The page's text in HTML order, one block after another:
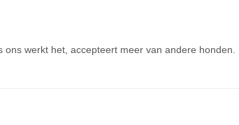
werkt het, accepteert meer van andere honden.